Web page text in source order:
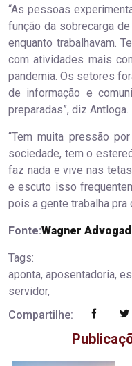
“As pessoas
função da sobrecarga
enquanto trabalhavam.
com atividades mais
pandemia. Os setores
de informação e
preparadas”, diz Antloga.
“Tem muita pressão
sociedade, tem o
faz nada e vive nas
e escuto isso
pois a gente trabalha pra
Fonte:Wagner
Tags:
aponta, aposentadoria,
servidor,
Compartilhe: